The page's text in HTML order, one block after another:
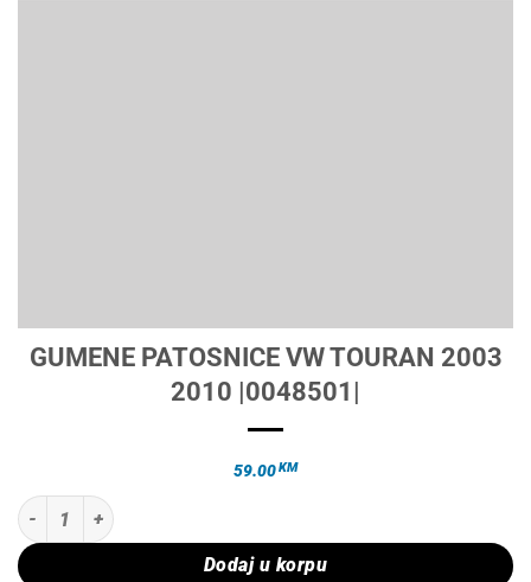
GUMENE PATOSNICE VW TOURAN 2003
2010 |0048501|
59.00KM
GUMENE PATOSNICE VW TOURAN 2003 2010 |0048501| količina
Dodaj u korpu